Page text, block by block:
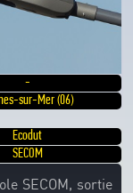
-
sur-Mer (06)
Ecodut
SECOM
SECOM, sortie